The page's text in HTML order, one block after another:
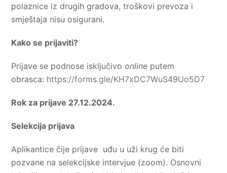
polaznice iz drugih gradova, troškovi prevoza i
smještaja nisu osigurani.
Kako se prijaviti?
Prijave se podnose isključivoonline putem
obrasca: https://forms.gle/KH7xDC7WuS49Uo5D7
Rok za prijave 27.12.2024.
Selekcija prijava
Aplikantice čije prijave uđu u uži krug će biti
pozvane na selekcijske intervjue (zoom). Osnovni